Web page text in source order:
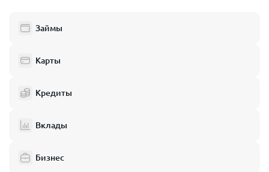
Займы
Карты
Кредиты
Вклады
Бизнес